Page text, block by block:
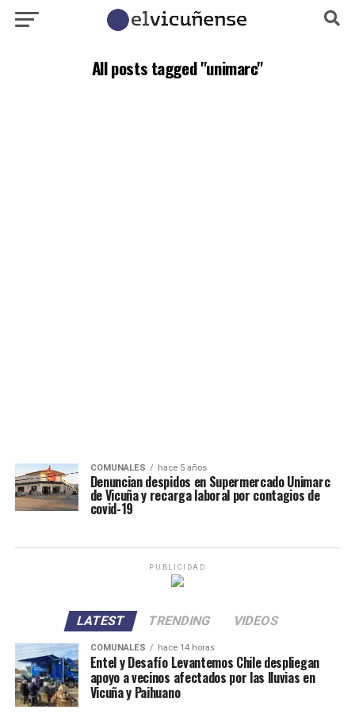
All posts tagged "unimarc"
COMUNALES hace 5 años
Denuncian despidos en Supermercado Unimarc
de Vicuña y recarga laboral por contagios de
covid-19
PUBLICIDAD
LATEST TRENDING VIDEOS
COMUNALES hace 14 horas
Entel y Desafío Levantemos Chile despliegan
apoyo a vecinos afectados por las lluvias en
Vicuña y Paihuano